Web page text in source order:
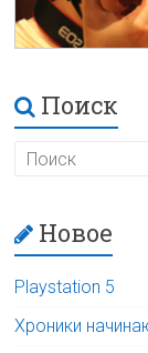
Поиск
Новое
Playstation 5
Хроники